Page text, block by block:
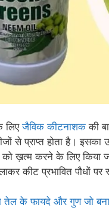
लिएजैविक कीटनाशक की
से प्राप्त होता है। इसका
को ख़त्म करने के लिए किया
कीट प्रभावित पौधों पर
तेल के फायदे और गुण जो